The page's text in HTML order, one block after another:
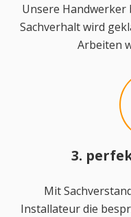
Unsere Handwerker
Sachverhalt wird
Arbeiten
3.
Mit
Installateur die